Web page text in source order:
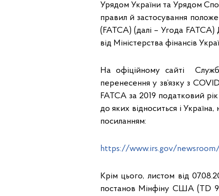
Урядом України та Урядом
правил й застосування
(FATCA) (далі – Угода
від Міністерства фінансів
На офіційному сайті
перенесення у зв’язку з
FATCA за 2019 податковий
до яких відноситься і
посиланням:
https://www.irs.gov/
Крім цього, листом від
постанов Мінфіну США (TD